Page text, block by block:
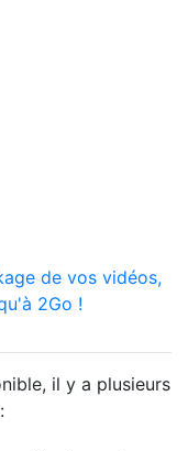
de vos vidéos,
2Go !
il y a plusieurs